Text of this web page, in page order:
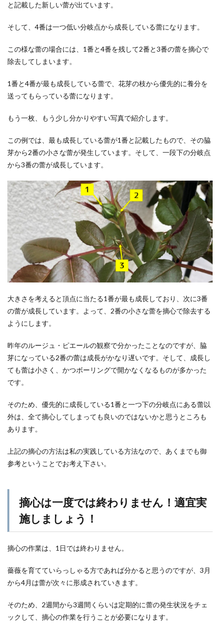
と記載した新しい蕾が出ています。
そして、4番は一つ低い分岐点から成長している蕾になります。
この様な蕾の場合には、1番と4番を残して2番と3番の蕾を摘心で
除去してしまいます。
1番と4番が最も成長している蕾で、花芽の枝から優先的に養分を
送ってもらっている蕾になります。
もう一枚、もう少し分かりやすい写真で紹介します。
この例では、最も成長している蕾が1番と記載したもので、その脇
芽から2番の小さな蕾が発生しています。そして、一段下の分岐点
から3番の蕾が成長しています。
大きさを考えると頂点に当たる1番が最も成長しており、次に3番
の蕾が成長しています。よって、2番の小さな蕾を摘心で除去する
ようにします。
昨年のルージュ・ピエールの観察で分かったことなのですが、脇
芽になっている2番の蕾は成長がかなり遅いです。そして、成長し
ても蕾は小さく、かつボーリングで開かなくなるものが多かった
です。
そのため、優先的に成長している1番と一つ下の分岐点にある蕾以
外は、全て摘心してしまっても良いのではないかと思うところも
あります。
上記の摘心の方法は私の実践している方法なので、あくまでも御
参考ということでお考え下さい。
摘心は一度では終わりません！適宜実
施しましょう！
摘心の作業は、1日では終わりません。
薔薇を育てていらっしゃる方であれば分かると思うのですが、3月
から4月は蕾が次々に形成されていきます。
そのため、2週間から3週間くらいは定期的に蕾の発生状況をチェ
ックして、摘心の作業を行うことが必要になります。